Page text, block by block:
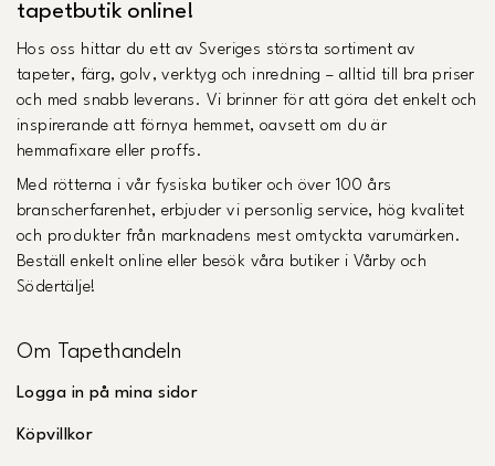
tapetbutik online!
Hos oss hittar du ett av Sveriges största sortiment av
tapeter, färg, golv, verktyg och inredning – alltid till bra priser
och med snabb leverans. Vi brinner för att göra det enkelt och
inspirerande att förnya hemmet, oavsett om du är
hemmafixare eller proffs.
Med rötterna i vår fysiska butiker och över 100 års
branscherfarenhet, erbjuder vi personlig service, hög kvalitet
och produkter från marknadens mest omtyckta varumärken.
Beställ enkelt online eller besök våra butiker i Vårby och
Södertälje!
Om Tapethandeln
Logga in på mina sidor
Köpvillkor